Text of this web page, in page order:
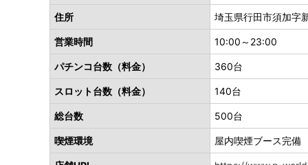
住所 埼玉県行田市須加字
営業時間 10:00～23:00
パチンコ台数（料金） 360台
スロット台数（料金） 140台
総台数 500台
喫煙環境 屋内喫煙ブース完備